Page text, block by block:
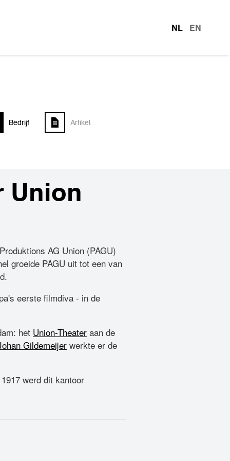
NL EN
Bedrijf Artikel
Union
AG Union (PAGU)
groeide PAGU uit tot een van
eerste filmdiva - in de
het Union-Theater aan de
Gildemeijer werkte er de
werd dit kantoor